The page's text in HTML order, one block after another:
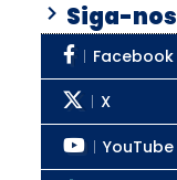
Siga-nos
Facebook
X
YouTube